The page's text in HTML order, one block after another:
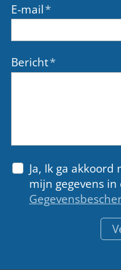
E-mail*
Bericht*
Ja, Ik ga
mijn gegevens